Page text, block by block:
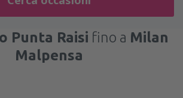
Punta Raisi fino a Milan
Malpensa